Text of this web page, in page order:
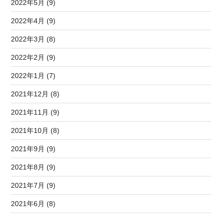
2022年5月 (9)
2022年4月 (9)
2022年3月 (8)
2022年2月 (9)
2022年1月 (7)
2021年12月 (8)
2021年11月 (9)
2021年10月 (8)
2021年9月 (9)
2021年8月 (9)
2021年7月 (9)
2021年6月 (8)